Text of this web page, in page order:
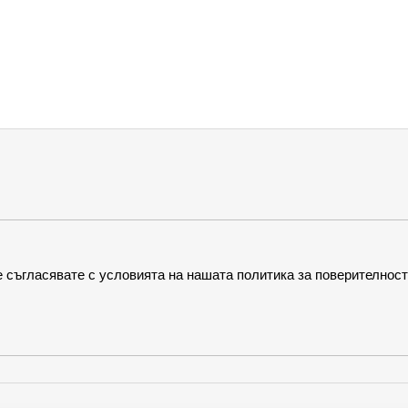
с условията на нашата политика за